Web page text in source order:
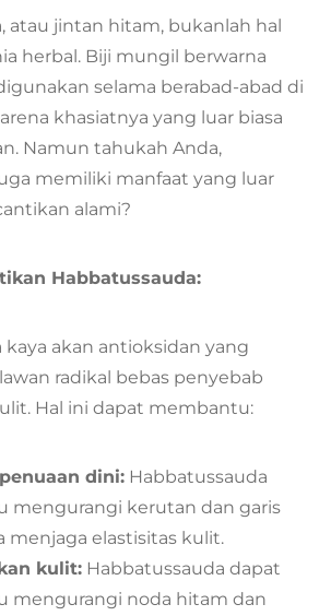
atau jintan hitam, bukanlah hal
herbal. Biji mungil berwarna
selama berabad-abad di
khasiatnya yang luar biasa
Namun tahukah Anda,
memiliki manfaat yang luar
alami?
Habbatussauda:
kaya akan antioksidan yang
radikal bebas penyebab
Hal ini dapat membantu:
dini: Habbatussauda
mengurangi kerutan dan garis
menjaga elastisitas kulit.
kulit: Habbatussauda dapat
mengurangi noda hitam dan